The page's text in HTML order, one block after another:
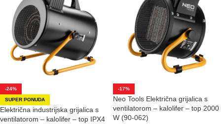
-24%
SUPER PONUDA
Električna industrijska grijalica s
ventilatorom – kalolifer – top IPX4
-17%
Neo Tools Električna grijalica s
ventilatorom – kalolifer – top 2000
W (90-062)